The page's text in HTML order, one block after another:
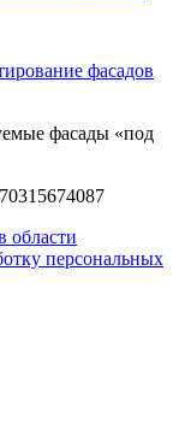
фасадов
фасады «под
области
персональных